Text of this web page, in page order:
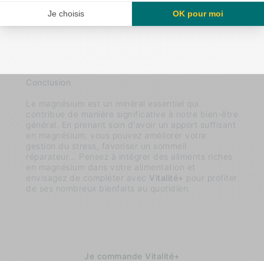
le soutien dont il a besoin pour maintenir son bien-
être au quotidien. N’hésitez pas à l’ajouter à votre
routine pour un boost de vitamines, minéraux et
Conclusion
Le magnésium est un minéral essentiel qui
contribue de manière significative à notre bien-être
général. En prenant soin d'avoir un apport suffisant
en magnésium, vous pouvez améliorer votre
gestion du stress, favoriser un sommeil
réparateur... Pensez à intégrer des aliments riches
en magnésium dans votre alimentation et
envisagez de compléter avec Vitalité+ pour profiter
de ses nombreux bienfaits au quotidien.
Je commande Vitalité+